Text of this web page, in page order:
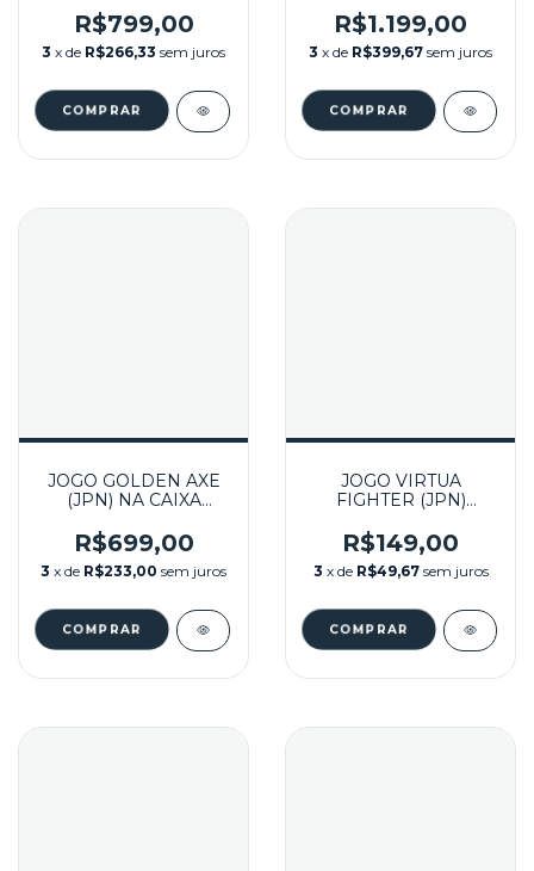
SEGA
R$799,00
3 x de R$266,33 sem juros
DRIVE
R$1.199,00
3 x de R$399,67 sem juros
JOGO GOLDEN AXE
(JPN) NA CAIXA
DRIVE
R$699,00
3 x de R$233,00 sem juros
JOGO VIRTUA
FIGHTER (JPN)
SATURN
R$149,00
3 x de R$49,67 sem juros